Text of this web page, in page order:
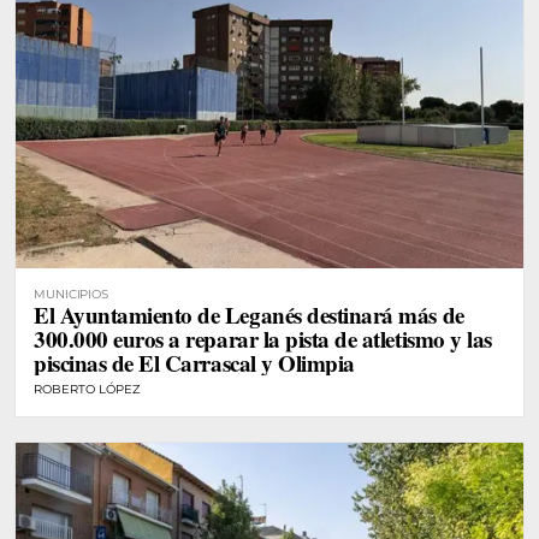
MUNICIPIOS
El Ayuntamiento de Leganés destinará más de
300.000 euros a reparar la pista de atletismo y las
piscinas de El Carrascal y Olimpia
ROBERTO LÓPEZ